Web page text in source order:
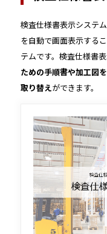
検査仕様書表示システ
を自動で画面表示する
テムです。検査仕様書
ための手順書や加工図
取り替えができます。